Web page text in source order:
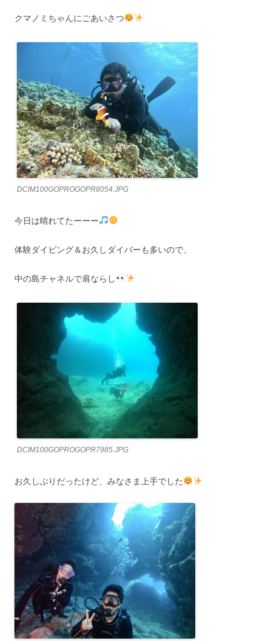
クマノミちゃんにごあいさつ
DCIM100GOPROGOPR8054.JPG
今日は晴れてたーーー
体験ダイビング＆お久しダイバーも多いので、
中の島チャネルで肩ならし
DCIM100GOPROGOPR7985.JPG
お久しぶりだったけど、みなさま上手でした